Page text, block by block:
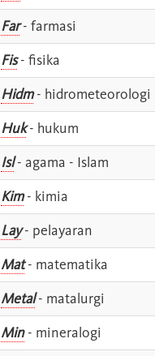
Far- farmasi
Fis- fisika
Hidm- hidrometeorologi
Huk- hukum
Isl- agama - Islam
Kim- kimia
Lay- pelayaran
Mat- matematika
Metal- matalurgi
Min- mineralogi